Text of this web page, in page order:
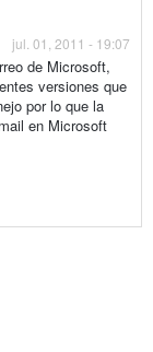
jul. 01, 2011 - 19:07
de Microsoft,
versiones que
por lo que la
en Microsoft